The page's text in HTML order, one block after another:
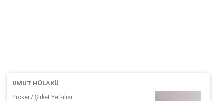
UMUT HÜLAKÜ
Broker / Şirket Yetkilisi